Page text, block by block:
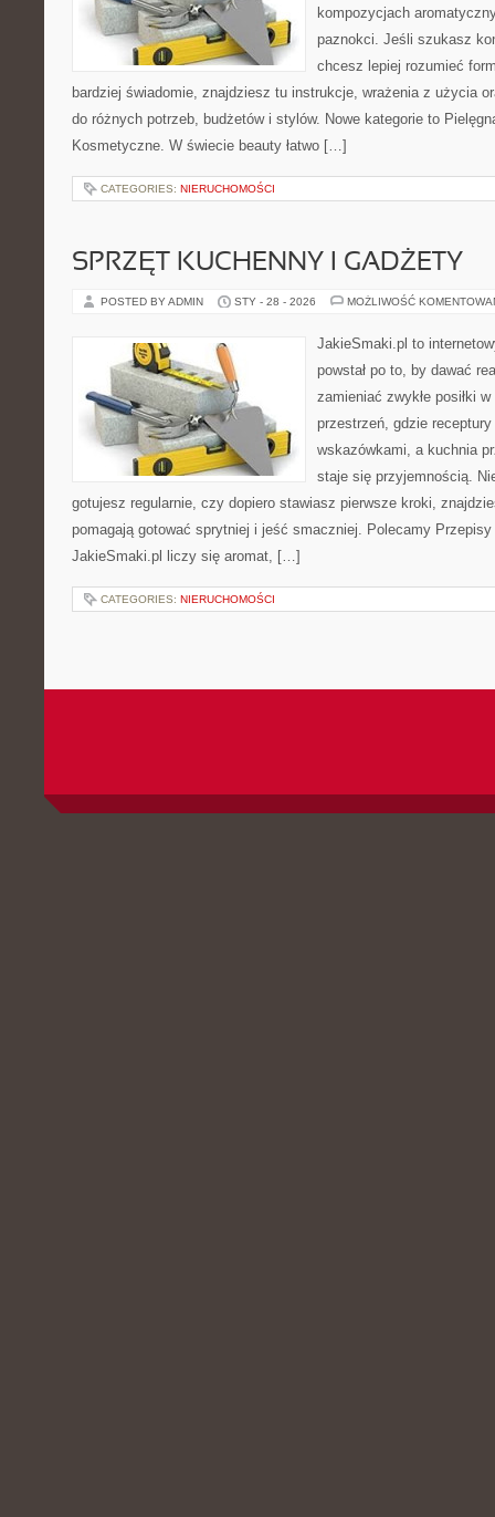
kompozycjach
paznokci. Jeśli szukasz
chcesz lepiej rozumieć
bardziej świadomie, znajdziesz tu instrukcje, wrażenia z użycia
do różnych potrzeb, budżetów i stylów. Nowe kategorie to
Kosmetyczne. W świecie beauty łatwo […]
CATEGORIES: NIERUCHOMOŚCI
SPRZĘT KUCHENNY I GADŻETY
POSTED BY ADMIN STY - 28 - 2026 MOŻLIWOŚĆ
JakieSmaki.pl to
powstał po to, by dawać
zamieniać zwykłe posiłki
przestrzeń, gdzie
wskazówkami, a kuchnia
staje się przyjemnością.
gotujesz regularnie, czy dopiero stawiasz pierwsze kroki,
pomagają gotować sprytniej i jeść smaczniej. Polecamy
JakieSmaki.pl liczy się aromat, […]
CATEGORIES: NIERUCHOMOŚCI